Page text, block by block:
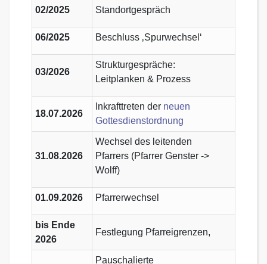
02/2025 Standortgespräch
06/2025 Beschluss ‚Spurwechsel‘
03/2026
Strukturgespräche:
Leitplanken & Prozess
18.07.2026
Inkrafttreten der neuen
Gottesdienstordnung
31.08.2026
Wechsel des leitenden
Pfarrers (Pfarrer Genster ->
Wolff)
01.09.2026 Pfarrerwechsel
bis Ende
2026
Festlegung Pfarreigrenzen,
Pauschalierte